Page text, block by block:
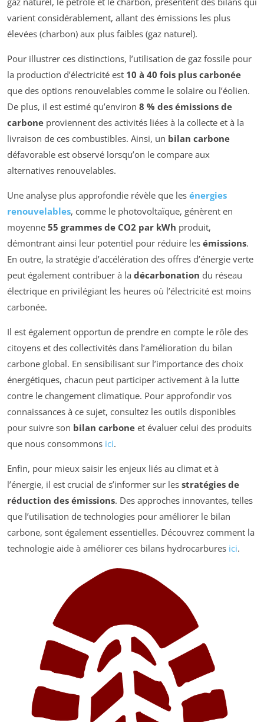
varient considérablement, allant des émissions les plus
élevées (charbon) aux plus faibles (gaz naturel).
Pour illustrer ces distinctions, l’utilisation de gaz fossile pour
la production d’électricité est 10 à 40 fois plus carbonée
que des options renouvelables comme le solaire ou l’éolien.
De plus, il est estimé qu’environ 8 % des émissions de
carbone proviennent des activités liées à la collecte et à la
livraison de ces combustibles. Ainsi, un bilan carbone
défavorable est observé lorsqu’on le compare aux
alternatives renouvelables.
Une analyse plus approfondie révèle que les énergies
renouvelables, comme le photovoltaïque, génèrent en
moyenne 55 grammes de CO2 par kWh produit,
démontrant ainsi leur potentiel pour réduire les émissions.
En outre, la stratégie d’accélération des offres d’énergie verte
peut également contribuer à la décarbonation du réseau
électrique en privilégiant les heures où l’électricité est moins
carbonée.
Il est également opportun de prendre en compte le rôle des
citoyens et des collectivités dans l’amélioration du bilan
carbone global. En sensibilisant sur l’importance des choix
énergétiques, chacun peut participer activement à la lutte
contre le changement climatique. Pour approfondir vos
connaissances à ce sujet, consultez les outils disponibles
pour suivre son bilan carbone et évaluer celui des produits
que nous consommons ici.
Enfin, pour mieux saisir les enjeux liés au climat et à
l’énergie, il est crucial de s’informer sur les stratégies de
réduction des émissions. Des approches innovantes, telles
que l’utilisation de technologies pour améliorer le bilan
carbone, sont également essentielles. Découvrez comment la
technologie aide à améliorer ces bilans hydrocarbures ici.